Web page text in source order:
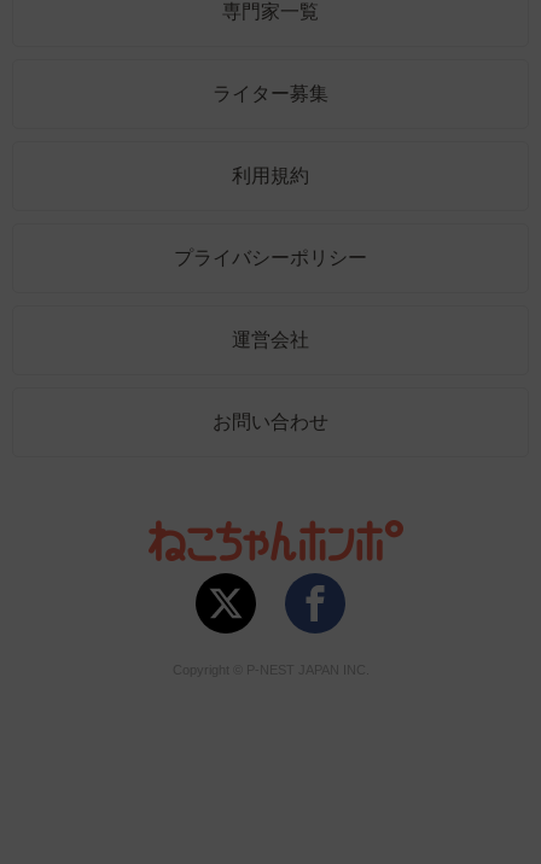
専門家一覧
ライター募集
利用規約
プライバシーポリシー
運営会社
お問い合わせ
Copyright © P-NEST JAPAN INC.